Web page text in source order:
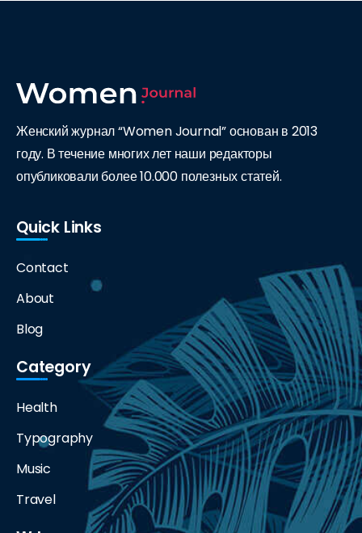
Женский журнал “Women Journal” основан в 2013
году. В течение многих лет наши редакторы
опубликовали более 10.000 полезных статей.
Quick Links
Contact
About
Blog
Category
Health
Typography
Music
Travel